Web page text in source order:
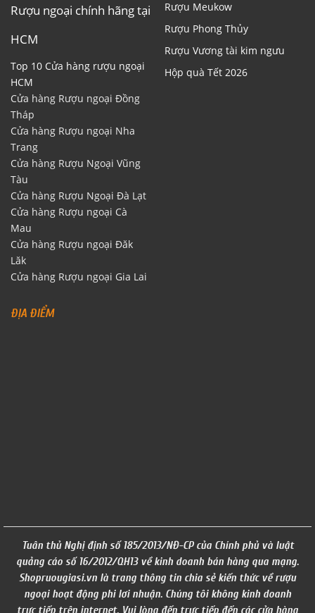
Rượu ngoại chính hãng tại
HCM
Top 10 Cửa hàng rượu ngoại
HCM
Cửa hàng Rượu ngoại Đồng
Tháp
Cửa hàng Rượu ngoại Nha
Trang
Cửa hàng Rượu Ngoại Vũng
Tàu
Cửa hàng Rượu Ngoại Đà Lạt
Cửa hàng Rượu ngoại Cà
Mau
Cửa hàng Rượu ngoại Đăk
Lăk
Cửa hàng Rượu ngoại Gia Lai
Rượu Meukow
Rượu Phong Thủy
Rượu Vương tài kim ngưu
Hộp quà Tết 2026
ĐỊA ĐIỂM
Tuân thủ Nghị định số 185/2013/NĐ-CP của Chính phủ và luật
quảng cáo số 16/2012/QH13 về kinh doanh bán hàng qua mạng.
Shopruougiasi.vn là trang thông tin chia sẻ kiến thức về rượu
ngoại hoạt động phi lơi nhuận. Chúng tôi không kinh doanh